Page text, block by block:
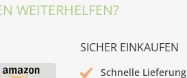
WEITERHELFEN?
SICHER EINKAUFEN
Schnelle Lieferung